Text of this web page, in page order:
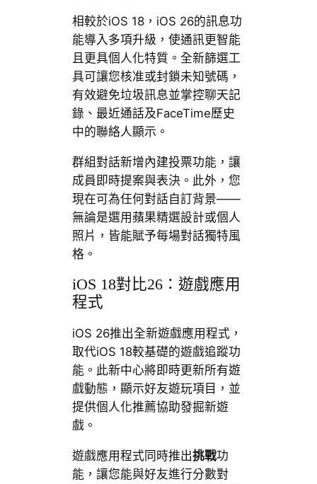
相較於iOS 18，iOS 26的訊息功
能導入多項升級，使通訊更智能
且更具個人化特質。全新篩選工
具可讓您核准或封鎖未知號碼，
有效避免垃圾訊息並掌控聊天記
錄、最近通話及FaceTime歷史
中的聯絡人顯示。
群組對話新增內建投票功能，讓
成員即時提案與表決。此外，您
現在可為任何對話自訂背景——
無論是選用蘋果精選設計或個人
照片，皆能賦予每場對話獨特風
格。
iOS 18對比26：遊戲應用
程式
iOS 26推出全新遊戲應用程式，
取代iOS 18較基礎的遊戲追蹤功
能。此新中心將即時更新所有遊
戲動態，顯示好友遊玩項目，並
提供個人化推薦協助發掘新遊
戲。
遊戲應用程式同時推出挑戰功
能，讓您能與好友進行分數對